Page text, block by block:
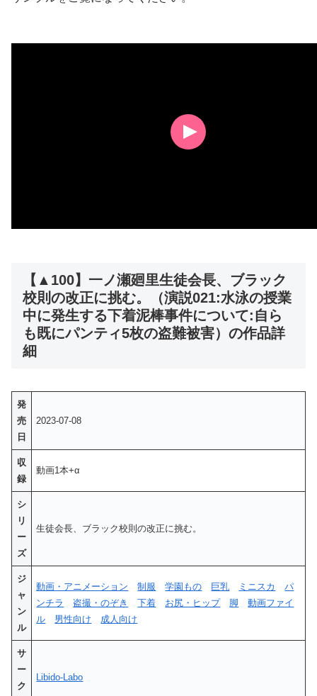
【▲100】一ノ瀬廻里生徒会長、ブラック
校則の改正に挑む。（演説021:水泳の授業
中に発生する下着泥棒事件について:自ら
も既にパンティ5枚の盗難被害）の作品詳
細
発
売
日
2023-07-08
収
録
動画1本+α
シ
リ
ー
ズ
生徒会長、ブラック校則の改正に挑む。
ジ
ャ
ン
ル
動画・アニメーション 制服 学園もの 巨乳 ミニスカ
パ
ンチラ
盗撮・のぞき 下着 お尻・ヒップ 脚
動画ファイ
ル
男性向け 成人向け
サ
ー
ク
Libido-Labo